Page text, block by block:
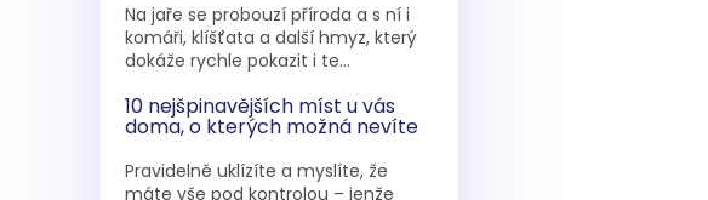
Na jaře se probouzí příroda a s ní i
komáři, klíšťata a další hmyz, který
dokáže rychle pokazit i te...
10 nejšpinavějších míst u vás
doma, o kterých možná nevíte
Pravidelně uklízíte a myslíte, že
máte vše pod kontrolou – jenže